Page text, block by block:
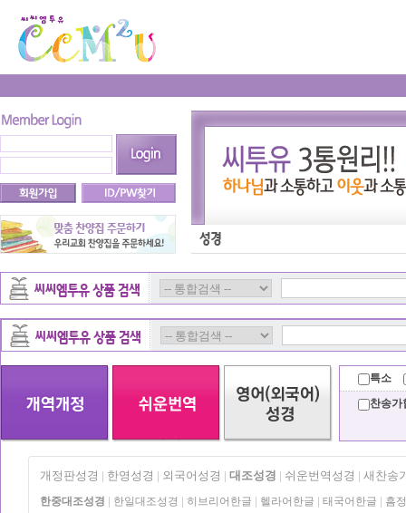
특소
찬송가
개정판성경 한영성경 외국어성경 대조성경 쉬운번역성경 새찬송
한중대조성경 한일대조성경 히브리어한글 헬라어한글 태국어한글 흠